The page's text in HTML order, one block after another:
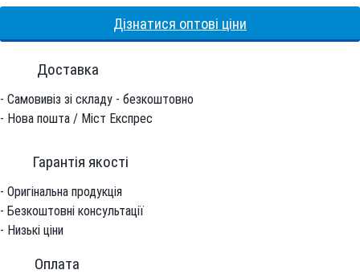
Дізнатися оптові ціни
Доставка
- Самовивіз зі складу - безкоштовно
- Нова пошта / Міст Експрес
Гарантiя якостi
- Оригінальна продукція
- Безкоштовні консультації
- Низькі ціни
Оплата